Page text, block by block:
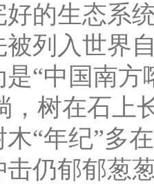
的生态系
列入世界
“中国南方
，树在石
“年纪”多
击仍郁郁葱